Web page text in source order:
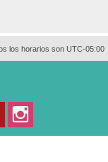
los horarios son UTC-05:00